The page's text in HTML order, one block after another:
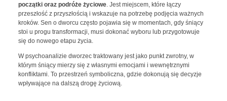
początki oraz podróże życiowe. Jest miejscem, które łączy
przeszłość z przyszłością i wskazuje na potrzebę podjęcia ważnych
kroków. Sen o dworcu często pojawia się w momentach, gdy śniący
stoi u progu transformacji, musi dokonać wyboru lub przygotowuje
się do nowego etapu życia.
W psychoanalizie dworzec traktowany jest jako punkt zwrotny, w
którym śniący mierzy się z własnymi emocjami i wewnętrznymi
konfliktami. To przestrzeń symboliczna, gdzie dokonują się decyzje
wpływające na dalszą drogę życiową.